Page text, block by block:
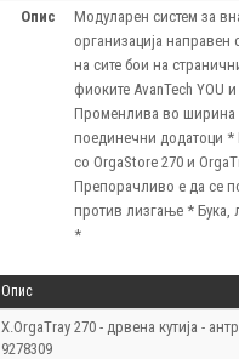
опис
Модуларен систем за
организација
на сите бои на
фиоките AvanTech YOU
Променлива во ширина
поединечни додатоци
со OrgaStore 270 и
Препорачливо е да се
против лизгање * Бука,
*
Опис
Х.OrgaTray 270 - дрвена кутија -
9278309